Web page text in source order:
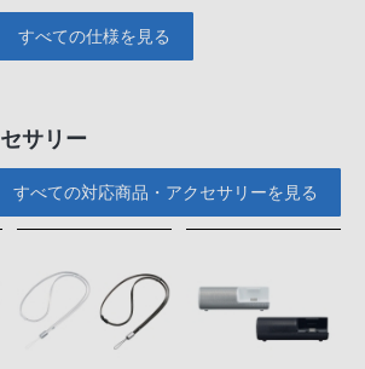
すべての仕様を見る
サリー
すべての対応商品・アクセサリーを見る